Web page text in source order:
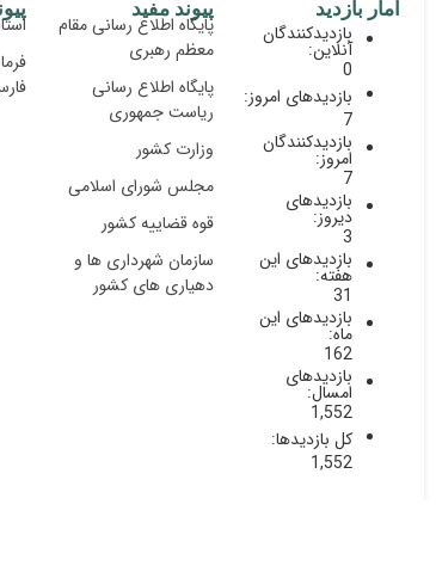
امار بازدید
بازدیدکنندگان
آنلاین:
0
بازدیدهای امروز:
7
بازدیدکنندگان
امروز:
7
بازدیدهای
دیروز:
3
بازدیدهای این
هفته:
31
بازدیدهای این
ماه:
162
بازدیدهای
امسال:
1,552
کل بازدیدها:
1,552
پیوند مفید
پایگاه اطلاع رسانی مقام
معظم رهبری
پایگاه اطلاع رسانی
ریاست جمهوری
وزارت کشور
مجلس شورای اسلامی
قوه قضاییه کشور
سازمان شهرداری ها و
دهیاری های کشور